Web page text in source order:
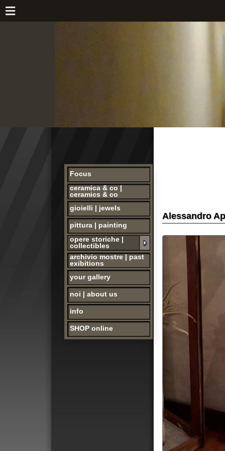
ceramica & co |
ceramics & co
gioielli | jewels
pittura | painting
opere storiche |
collectibles
archivio mostre | past
exibitions
your gallery
noi | about us
info
SHOP online
Alessandro Aprea,
Franco RAMPI